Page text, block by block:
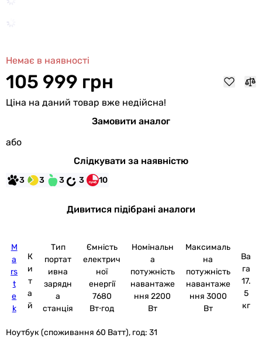
Немає в наявності
105 999 грн
Ціна на даний товар вже недійсна!
Замовити аналог
або
Слідкувати за наявністю
3 3 3 3 10
Дивитися підібрані аналоги
M
a
rs
t
e
k
К
и
т
а
й
Тип
портат
ивна
зарядн
а
станція
Ємність
електрич
ної
енергії
7680
Вт⋅год
Номінальн
а
потужність
навантаже
ння 2200
Вт
Максималь
на
потужність
навантаже
ння 3000
Вт
Ва
га
17.
5
кг
Ноутбук (споживання 60 Ватт), год: 31